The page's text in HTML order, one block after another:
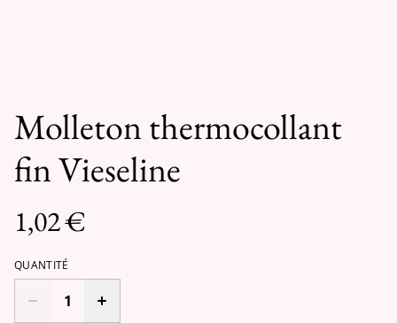
Molleton thermocollant
fin Vieseline
1,02 €
QUANTITÉ